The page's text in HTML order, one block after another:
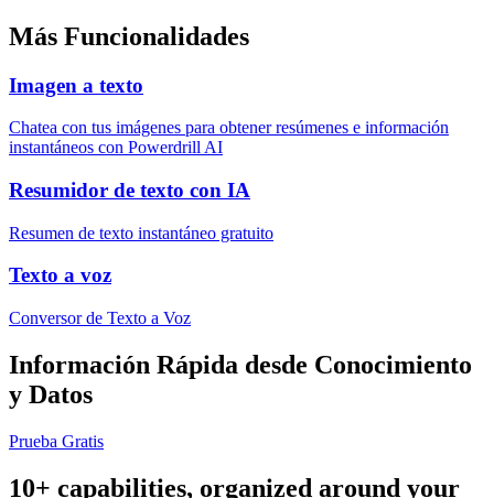
Más Funcionalidades
Imagen a texto
Chatea con tus imágenes para obtener resúmenes e información
instantáneos con Powerdrill AI
Resumidor de texto con IA
Resumen de texto instantáneo gratuito
Texto a voz
Conversor de Texto a Voz
Información Rápida desde Conocimiento
y Datos
Prueba Gratis
10+ capabilities, organized around your